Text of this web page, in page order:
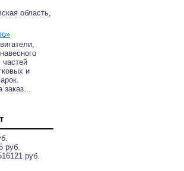
область,
частей
и
заказ...
руб.
руб.